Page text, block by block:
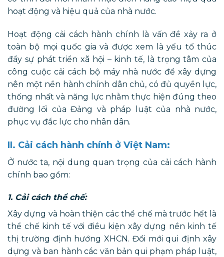
hoạt động và hiệu quả của nhà nước.
Hoạt động cải cách hành chính là vấn đề xảy ra ở
toàn bộ mọi quốc gia và được xem là yếu tố thúc
đẩy sự phát triển xã hội – kinh tế, là trọng tâm của
công cuộc cải cách bộ máy nhà nước để xây dựng
nên một nền hành chính dân chủ, có đủ quyền lực,
thống nhất và năng lực nhằm thực hiện đúng theo
đường lối của Đảng và pháp luật của nhà nước,
phục vụ đắc lực cho nhân dân.
II. Cải cách hành chính ở Việt Nam:
Ở nước ta, nội dung quan trọng của cải cách hành
chính bao gồm:
1. Cải cách thể chế:
Xây dựng và hoàn thiện các thể chế mà trước hết là
thể chế kinh tế với điều kiện xây dựng nền kinh tế
thị trường định hướng XHCN. Đổi mới qui định xây
dựng và ban hành các văn bản qui phạm pháp luật,